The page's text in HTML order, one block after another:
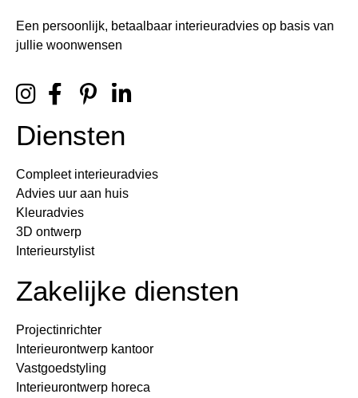
Een persoonlijk, betaalbaar interieuradvies op basis van
jullie woonwensen
Diensten
Compleet interieuradvies
Advies uur aan huis
Kleuradvies
3D ontwerp
Interieurstylist
Zakelijke diensten
Projectinrichter
Interieurontwerp kantoor
Vastgoedstyling
Interieurontwerp horeca